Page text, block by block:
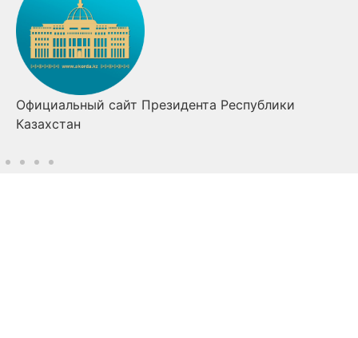
Официальный сайт Президента Республики
Казахстан